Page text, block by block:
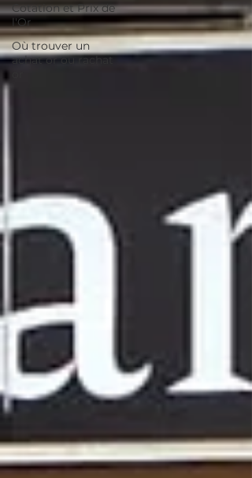
Cotation et Prix de
l'Or
Où trouver un
achat or ou rachat